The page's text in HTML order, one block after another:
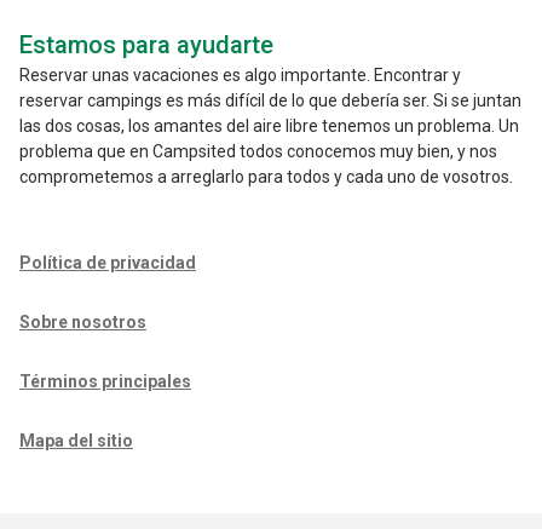
Estamos para ayudarte
Reservar unas vacaciones es algo importante. Encontrar y
reservar campings es más difícil de lo que debería ser. Si se juntan
las dos cosas, los amantes del aire libre tenemos un problema. Un
problema que en Campsited todos conocemos muy bien, y nos
comprometemos a arreglarlo para todos y cada uno de vosotros.
Política de privacidad
Sobre nosotros
Términos principales
Mapa del sitio